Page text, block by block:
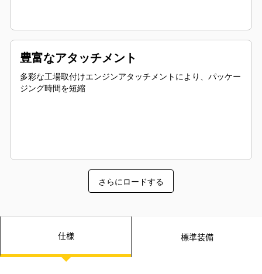
豊富なアタッチメント
多彩な工場取付けエンジンアタッチメントにより、パッケー
ジング時間を短縮
さらにロードする
仕様 標準装備